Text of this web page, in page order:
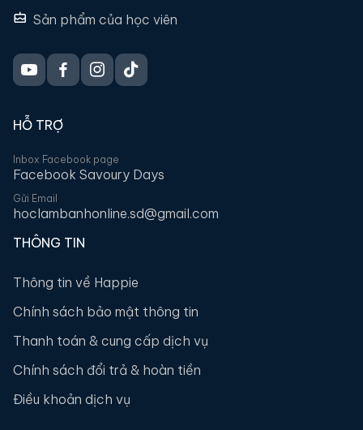
Sản phẩm của học viên
HỖ TRỢ
Inbox Facebook page
Facebook Savoury Days
Gửi Email
hoclambanhonline.sd@gmail.com
THÔNG TIN
Thông tin về Happie
Chính sách bảo mật thông tin
Thanh toán & cung cấp dịch vụ
Chính sách đổi trả & hoàn tiền
Điều khoản dịch vụ